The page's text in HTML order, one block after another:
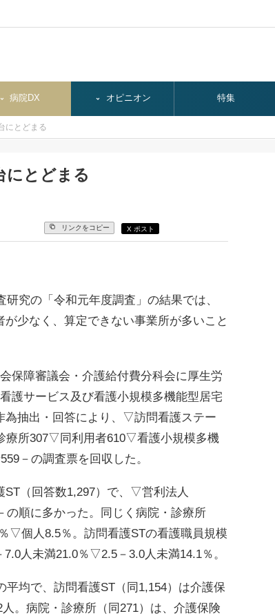
病院DX オピニオン 特集
にとどまる
にとどまる
リンクをコピー X ポスト
究の「令和元年度調査」の結果では、
が少なく、算定できない事業所が多いこと
保障審議会・介護給付費分科会に厚生労
護サービス及び看護小規模多機能型居宅
為抽出・回答により、▽訪問看護ステー
療所307▽同利用者610▽看護小規模多機
－の調査票を回収した。
（回答数1,297）で、▽営利法人
順に多かった。同じく病院・診療所
▽個人8.5％。訪問看護STの看護職員規模
人未満21.0％▽2.5－3.0人未満14.1％。
均で、訪問看護ST（同1,154）は介護保
。病院・診療所（同271）は、介護保険